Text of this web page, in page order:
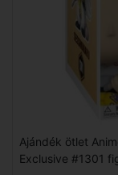
Ajándék ötlet
Exclusive #1301